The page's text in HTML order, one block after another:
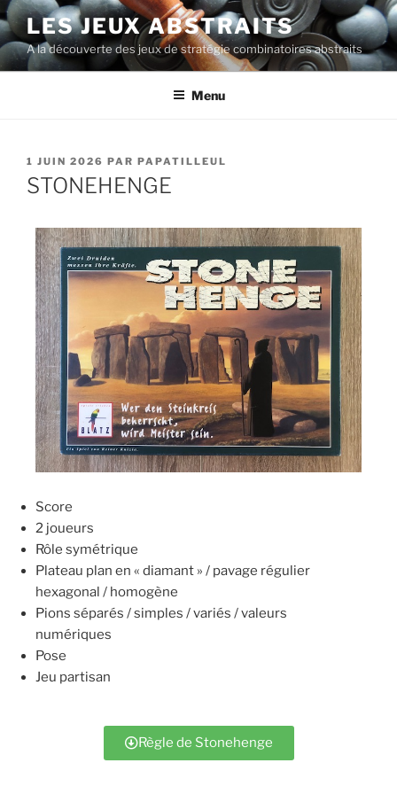
LES JEUX ABSTRAITS
A la découverte des jeux de stratégie combinatoires abstraits
Menu
1 JUIN 2026 PAR PAPATILLEUL
STONEHENGE
Score
2 joueurs
Rôle symétrique
Plateau plan en « diamant » / pavage régulier
hexagonal / homogène
Pions séparés / simples / variés / valeurs
numériques
Pose
Jeu partisan
Règle de Stonehenge